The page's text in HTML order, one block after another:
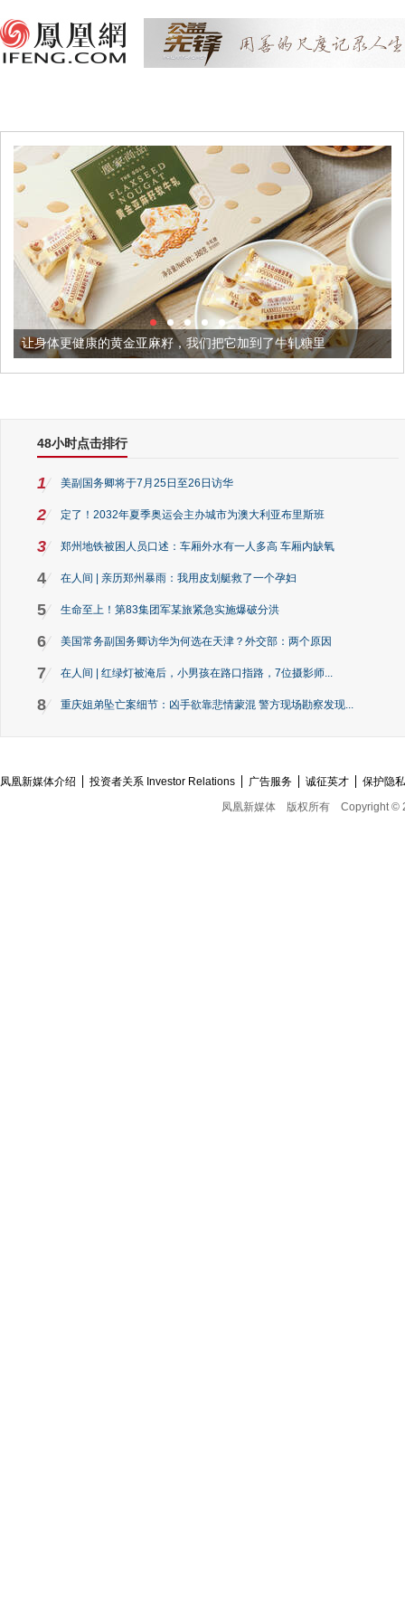
的黄金亚麻籽，我们把它加到了牛轧糖里 被列入佛家七宝
48小时点击排行
1 美副国务卿将于7月25日至26日访华
2 定了！2032年夏季奥运会主办城市为澳大利亚布里斯班
3 郑州地铁被困人员口述：车厢外水有一人多高 车厢内缺氧
4 在人间 | 亲历郑州暴雨：我用皮划艇救了一个孕妇
5 生命至上！第83集团军某旅紧急实施爆破分洪
6 美国常务副国务卿访华为何选在天津？外交部：两个原因
7 在人间 | 红绿灯被淹后，小男孩在路口指路，7位摄影师...
8 重庆姐弟坠亡案细节：凶手欲靠悲情蒙混 警方现场勘察发现...
凤凰新媒体介绍 投资者关系 Investor Relations 广告服务 诚征英才
保护隐
凤凰新媒体
版权所有 Copyright ©